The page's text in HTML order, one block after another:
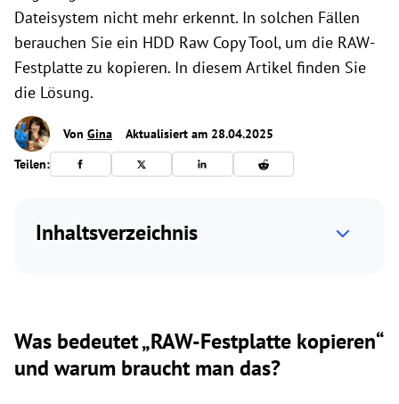
Dateisystem nicht mehr erkennt. In solchen Fällen
berauchen Sie ein HDD Raw Copy Tool, um die RAW-
Festplatte zu kopieren. In diesem Artikel finden Sie
die Lösung.
Von Gina
Aktualisiert am 28.04.2025
Teilen:
Inhaltsverzeichnis
Was bedeutet „RAW-Festplatte kopieren“
und warum braucht man das?